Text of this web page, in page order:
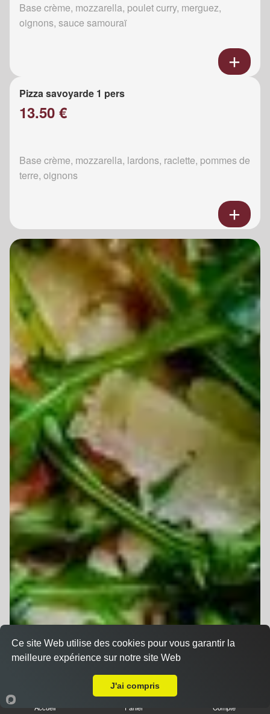
Base crème, mozzarella, poulet curry, merguez,
oignons, sauce samouraï
Pizza savoyarde 1 pers
13.50 €
Base crème, mozzarella, lardons, raclette, pommes de
terre, oignons
Accueil Panier Compte
Ce site Web utilise des cookies pour vous garantir la
meilleure expérience sur notre site Web
J'ai compris